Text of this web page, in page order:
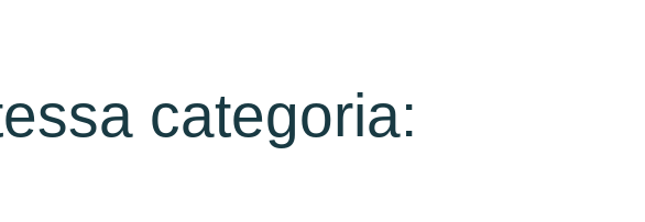
categoria: